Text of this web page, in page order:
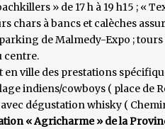
» de 17 h à 19 h15 ; «
chars à bancs et calèches
de Malmedy-Expo ;
centre.
en ville des prestations
indiens/cowboys ( place de
dégustation whisky (
« Agricharme » de la